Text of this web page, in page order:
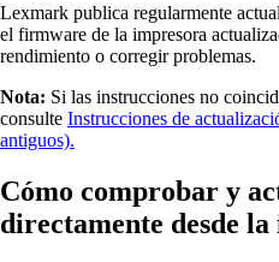
Lexmark publica regularmente
el firmware de la impresora
rendimiento o corregir problemas.
Nota: Si las instrucciones no
consulte Instrucciones de
antiguos).
Cómo comprobar y
directamente desde